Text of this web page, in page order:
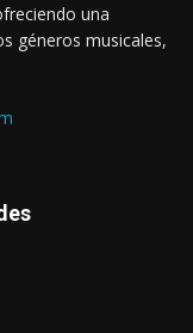
una
géneros musicales,